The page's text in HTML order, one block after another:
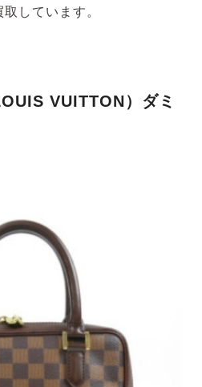
取しています。
VUITTON）ダミ